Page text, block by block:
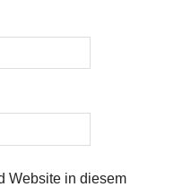
Website in diesem